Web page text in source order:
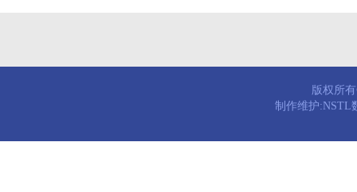
版权所
制作维护:NSTL